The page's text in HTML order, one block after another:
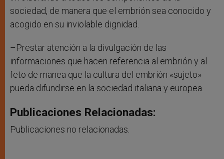
sociedad, de manera que el embrión sea conocido y
acogido en su inviolable dignidad.
–Prestar atención a la divulgación de las
informaciones que hacen referencia al embrión y al
feto de manea que la cultura del embrión «sujeto»
pueda difundirse en la sociedad italiana y europea.
Publicaciones Relacionadas:
Publicaciones no relacionadas.